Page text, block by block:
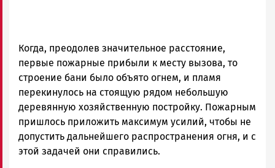
Когда, преодолев значительное расстояние,
первые пожарные прибыли к месту вызова, то
строение бани было объято огнем, и пламя
перекинулось на стоящую рядом небольшую
деревянную хозяйственную постройку. Пожарным
пришлось приложить максимум усилий, чтобы не
допустить дальнейшего распространения огня, и с
этой задачей они справились.